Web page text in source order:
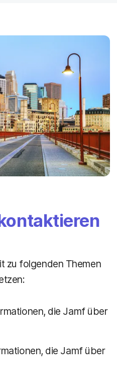
zu folgenden Themen
die Jamf über
die Jamf über